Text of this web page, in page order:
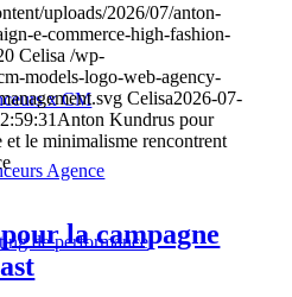
x CM
Agence
de performance
uploads/2026/07/anton-
e-commerce-high-fashion-
Celisa /wp-
models-logo-web-agency-
Celisa2026-07-
Anton Kundrus pour
et le minimalisme rencontrent
la campagne